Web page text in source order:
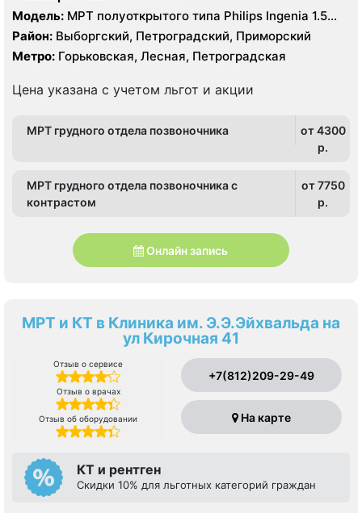
Модель: МРТ полуоткрытого типа Philips Ingenia 1.5
Тесла, КТ Philips Ingenuity 128 срезов
Район: Выборгский, Петроградский, Приморский
Метро: Горьковская, Лесная, Петроградская
Цена указана с учетом льгот и акции
МРТ грудного отдела позвоночника
от 4300
p.
МРТ грудного отдела позвоночника c
контрастом
от 7750
p.
Онлайн запись
МРТ и КТ в Клиника им. Э.Э.Эйхвальда на
ул Кирочная 41
Отзыв о сервисе
Отзыв о врачах
Отзыв об оборудовании
+7(812)209-29-49
На карте
КТ и рентген
Скидки 10% для льготных категорий граждан